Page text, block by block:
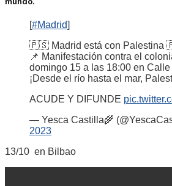
[#Madrid]
🇵🇸 Madrid está con
📌 Manifestación contra el
domingo 15 a las 18:00 en Calle
¡Desde el río hasta el mar,
ACUDE Y DIFUNDE
— Yesca Castilla🌾
2023
13/10 en Bilbao